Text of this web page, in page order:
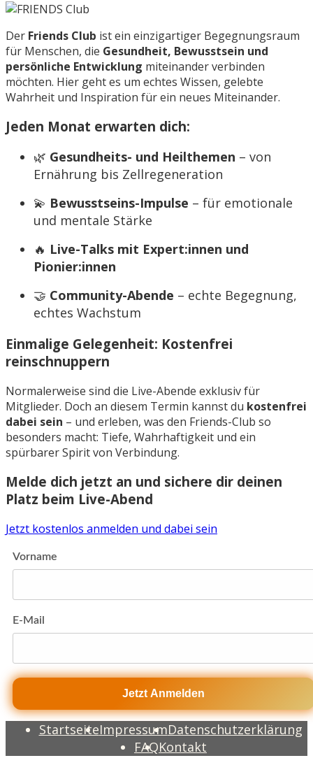
Der Friends Club ist ein einzigartiger Begegnungsraum
für Menschen, die Gesundheit, Bewusstsein und
persönliche Entwicklung miteinander verbinden
möchten. Hier geht es um echtes Wissen, gelebte
Wahrheit und Inspiration für ein neues Miteinander.
Jeden Monat erwarten dich:
🌿 Gesundheits- und Heilthemen – von
Ernährung bis Zellregeneration
💫 Bewusstseins-Impulse – für emotionale
und mentale Stärke
🔥 Live-Talks mit Expert:innen und
Pionier:innen
🤝 Community-Abende – echte Begegnung,
echtes Wachstum
Einmalige Gelegenheit: Kostenfrei
reinschnuppern
Normalerweise sind die Live-Abende exklusiv für
Mitglieder. Doch an diesem Termin kannst du kostenfrei
dabei sein – und erleben, was den Friends-Club so
besonders macht: Tiefe, Wahrhaftigkeit und ein
spürbarer Spirit von Verbindung.
Melde dich jetzt an und sichere dir deinen
Platz beim Live-Abend
Jetzt kostenlos anmelden und dabei sein
Vorname
E-Mail
Jetzt Anmelden
StartseiteImpressumDatenschutzerklärung
FAQKontakt